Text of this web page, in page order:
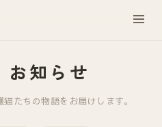
お知らせ
たちの物語をお届けします。